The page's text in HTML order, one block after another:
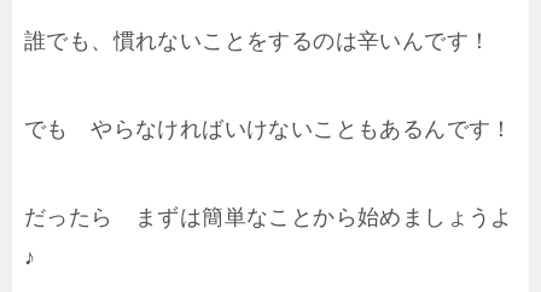
誰でも、慣れないことをするのは辛いんです！
でも やらなければいけないこともあるんです！
だったら まずは簡単なことから始めましょうよ
♪